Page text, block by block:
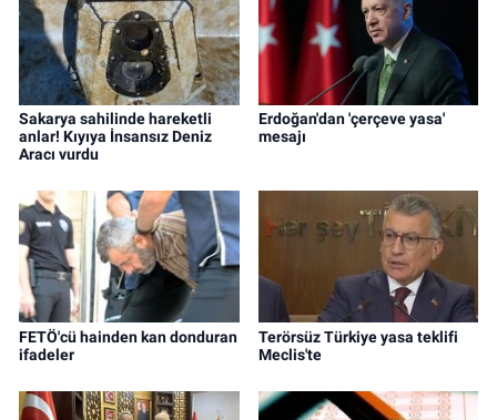
Sakarya sahilinde hareketli
anlar! Kıyıya İnsansız Deniz
Aracı vurdu
Erdoğan'dan 'çerçeve yasa'
mesajı
FETÖ'cü hainden kan donduran
ifadeler
Terörsüz Türkiye yasa teklifi
Meclis'te